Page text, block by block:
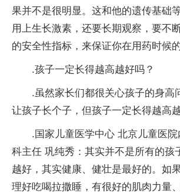
果并不是很明显。这和他的遗传基础
用上生长激素，还要长期观察，要不
的安全性指标，来保证你在用药时候的
.孩子一定长得越高越好吗？
.虽然家长们都很关心孩子的身高
让孩子长个子，但孩子一定长得越高
.国家儿童医学中心 北京儿童医
科主任 巩纯秀：其实并不是所有的孩
越好，其实健康、健壮是最好的。如
理好吃喝拉撒睡，有很好的肌肉力量